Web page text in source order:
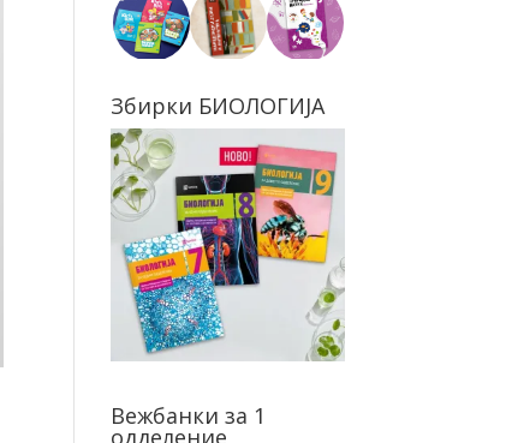
Збирки БИОЛОГИЈА
Вежбанки за 1